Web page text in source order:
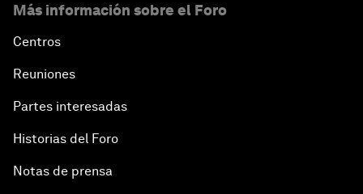
Más información sobre el Foro
Centros
Reuniones
Partes interesadas
Historias del Foro
Notas de prensa